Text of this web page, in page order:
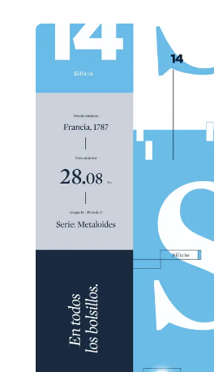
probar “a ver qué pasa si mezclo